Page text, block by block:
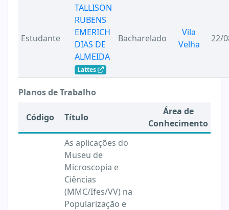
Estudante
TALLISON
RUBENS
EMERICH
DIAS DE
ALMEIDA
Lattes
Bacharelado
Vila
Velha
22/
Planos de Trabalho
Código Título
Área de
Conhecimento
As aplicações do
Museu de
Microscopia e
Ciências
(MMC/Ifes/VV) na
Popularização e